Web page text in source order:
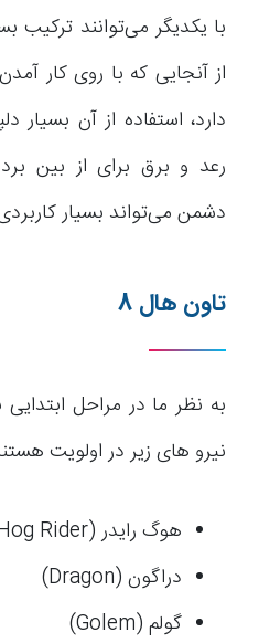
با یکدیگر می‌توانند ترکیب
از آنجایی که با روی کار
دارد، استفاده از آن
رعد و برق برای از بین
دشمن می‌تواند بسیار
تاون هال 8
نیرو های زیر در اولویت
هوگ رایدر (Hog Rider)
دراگون (Dragon)
گولم (Golem)